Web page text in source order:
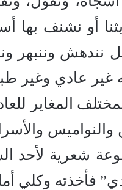
أو نشنف بها
نندهش وننبهر
غير عادي وغير
المغاير
شعرية لأحد
فأخذته وكلي